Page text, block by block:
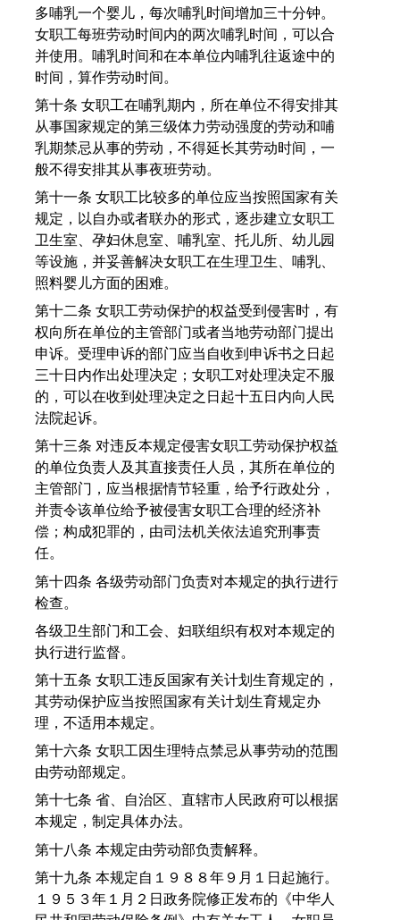
多哺乳一个婴儿，每次哺乳时间增加三十分钟。
女职工每班劳动时间内的两次哺乳时间，可以合
并使用。哺乳时间和在本单位内哺乳往返途中的
时间，算作劳动时间。
第十条 女职工在哺乳期内，所在单位不得安排其
从事国家规定的第三级体力劳动强度的劳动和哺
乳期禁忌从事的劳动，不得延长其劳动时间，一
般不得安排其从事夜班劳动。
第十一条 女职工比较多的单位应当按照国家有关
规定，以自办或者联办的形式，逐步建立女职工
卫生室、孕妇休息室、哺乳室、托儿所、幼儿园
等设施，并妥善解决女职工在生理卫生、哺乳、
照料婴儿方面的困难。
第十二条 女职工劳动保护的权益受到侵害时，有
权向所在单位的主管部门或者当地劳动部门提出
申诉。受理申诉的部门应当自收到申诉书之日起
三十日内作出处理决定；女职工对处理决定不服
的，可以在收到处理决定之日起十五日内向人民
法院起诉。
第十三条 对违反本规定侵害女职工劳动保护权益
的单位负责人及其直接责任人员，其所在单位的
主管部门，应当根据情节轻重，给予行政处分，
并责令该单位给予被侵害女职工合理的经济补
偿；构成犯罪的，由司法机关依法追究刑事责
任。
第十四条 各级劳动部门负责对本规定的执行进行
检查。
各级卫生部门和工会、妇联组织有权对本规定的
执行进行监督。
第十五条 女职工违反国家有关计划生育规定的，
其劳动保护应当按照国家有关计划生育规定办
理，不适用本规定。
第十六条 女职工因生理特点禁忌从事劳动的范围
由劳动部规定。
第十七条 省、自治区、直辖市人民政府可以根据
本规定，制定具体办法。
第十八条 本规定由劳动部负责解释。
第十九条 本规定自１９８８年９月１日起施行。
１９５３年１月２日政务院修正发布的《中华人